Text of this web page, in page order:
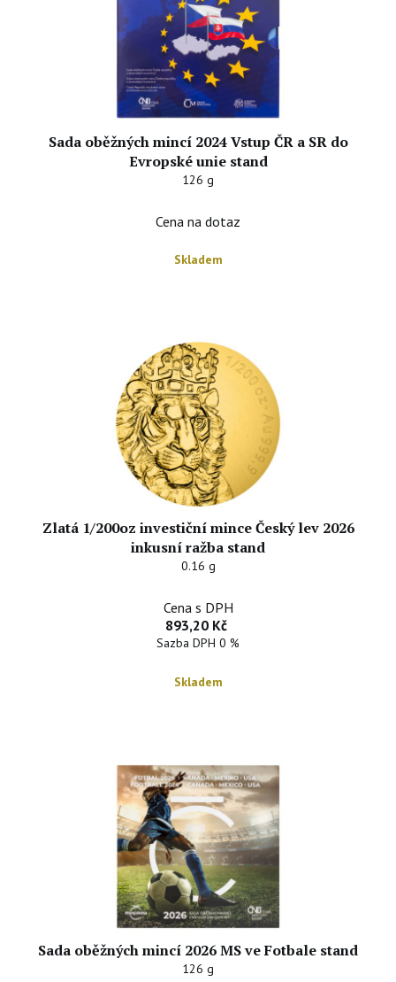
Sada oběžných mincí 2024 Vstup ČR a SR do
Evropské unie stand
126 g
Cena na dotaz
Skladem
Zlatá 1/200oz investiční mince Český lev 2026
inkusní ražba stand
0.16 g
Cena s DPH
893,20 Kč
Sazba DPH 0 %
Skladem
Sada oběžných mincí 2026 MS ve Fotbale stand
126 g